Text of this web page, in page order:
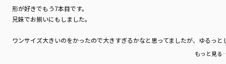
形が好きでもう7本目です。
兄妹でお揃いにもしました。
ワンサイズ大きいのをかったので大きすぎるかなと思ってましたが、ゆるっ
もっと見る